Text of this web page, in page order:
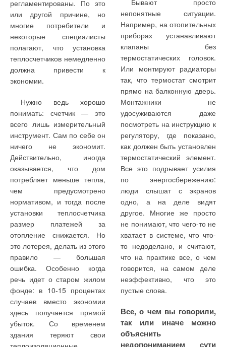
регламентированы. По это
или другой причине, но
многие потребители и
некоторые специалисты
полагают, что установка
теплосчетчиков немедленно
должна привести к
экономии.
Нужно ведь хорошо
понимать: счетчик — это
всего лишь измерительный
инструмент. Сам по себе он
ничего не экономит.
Действительно, иногда
оказывается, что дом
потребляет меньше тепла,
чем предусмотрено
нормативом, и тогда после
установки теплосчетчика
размер платежей за
отопление снижается. Но
это лотерея, делать из этого
правило — большая
ошибка. Особенно когда
речь идет о старом жилом
фонде: в 10-15 процентах
случаев вместо экономии
здесь получается прямой
убыток. Со временем
здания теряют свои
Бывают просто
непонятные ситуации.
Например, на отопительных
приборах устанавливают
клапаны без
термостатических головок.
Или монтируют радиаторы
так, что термостат смотрит
прямо на балконную дверь.
Монтажники не
удосуживаются даже
посмотреть на инструкцию к
регулятору, где показано,
как должен быть установлен
термостатический элемент.
Все это подрывает усилия
по энергосбережению:
люди слышат с экранов
одно, а на деле видят
другое. Многие же просто
не понимают, что чего-то не
хватает в системе, что что-
то недоделано, и считают,
что на практике все, о чем
говорится, на самом деле
неэффективно, что это
пустые слова.
Все, о чем вы говорили,
так или иначе можно
объяснить
недопониманием сути
автомобилестроении,
металлообработке и т.д.),
горно-шахтно-
обогатительной
промышленности, а также
институтами создают
фундамент постоянного
развития производства и
инноваций.
Мировой лидер
Компания основана в
1871 г. Ежегодный оборот
находится на уровне € 1,9
млрд. По всему миру в
компании трудятся порядка
14 тыс. человек.
Собственные производства
находятся в Германии,
США, Франции, Испании —
всего 30 производственных
площадок в 19 странах.
сервисных центров (1500
специалистов) позволяет
осуществлять монтаж,
пусконаладку, техническое
обслуживание и ремонт
оборудования на всех
континентах.
Насосы, арматура и
техники при перекачивании
различных сред.
KSB в странах СНГ
Представительство KSB в
Москве существует с 1982 г.
А в 2005 г. основано ООО
«КСБ» — дочернее
предприятие концерна. В
компетенцию новой
компании входит работа с
партнерами из России,
Украины, Республики
Беларусь, Казахстана,
Грузии, Армении, Киргизии
и Таджикистана.
В странах СНГ концерн
больше известен как
производитель сложного,
порой уникального
оборудования для
управление приточной и
вытяжной вентиляцией, а
также агрегатами
воздушного отопления
(АВО) котельной по
заданному алгоритму
(загазованность
помещения,
температуры в
котельной);
аварийное отключение
всех работающих
электродвигателей при
превышении порога
допустимой
концентрации летучих
соединений метана
(CH4);
связка работы
оборудования котельной
и различных приборов
теплоносителя
добавлением
подготовленной воды;
четкое соблюдение
графика температур
подаваемой воды в
зависимости от уличной
температуры (график
задается местными
коммунальными
поддержание требуемой
температуры воды (для
систем горячего
водоснабжения), обычно
задаваемое в диапазоне
55-60 °C, регулирование
происходит по ПИД-
закону.
Следует отметить, что
котельная установка
относится не ниже чем к II-й
категории
электропотребления,
В котельной ОАО
установлены три
водогрейных котла
типа Vapor TTKV-50-